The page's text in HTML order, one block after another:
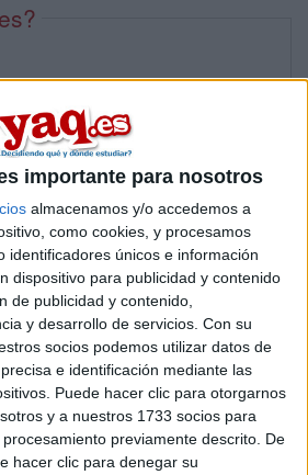
importante para nosotros
almacenamos y/o accedemos a
como cookies, y procesamos
identificadores únicos e información
dispositivo para publicidad y contenido
de publicidad y contenido,
y desarrollo de servicios. Con su
socios podemos utilizar datos de
e identificación mediante las
Puede hacer clic para otorgarnos
y a nuestros 1733 socios para
previamente descrito. De
hacer clic para denegar su
(o terminaste) bachillerato o FP?